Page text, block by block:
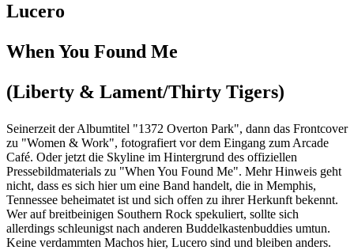
Lucero
When You Found Me
(Liberty & Lament/Thirty Tigers)
Seinerzeit der Albumtitel "1372 Overton Park", dann das Frontcover
zu "Women & Work", fotografiert vor dem Eingang zum Arcade
Café. Oder jetzt die Skyline im Hintergrund des offiziellen
Pressebildmaterials zu "When You Found Me". Mehr Hinweis geht
nicht, dass es sich hier um eine Band handelt, die in Memphis,
Tennessee beheimatet ist und sich offen zu ihrer Herkunft bekennt.
Wer auf breitbeinigen Southern Rock spekuliert, sollte sich
allerdings schleunigst nach anderen Buddelkastenbuddies umtun.
Keine verdammten Machos hier, Lucero sind und bleiben anders.